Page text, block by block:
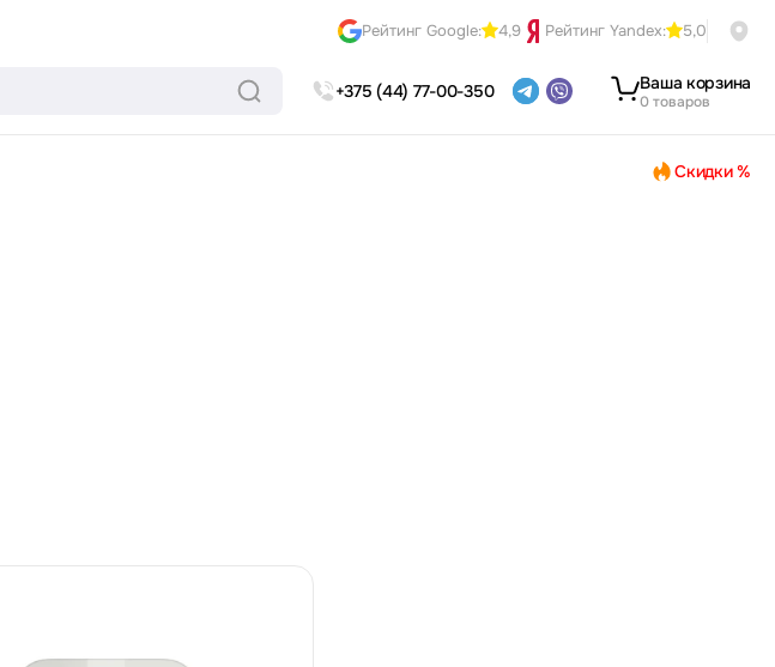
Рейтинг Google: 4,9 Рейтинг Yandex: 5,0
+375 (44) 77-00-350 Ваша корзина
0 товаров
Скидки %